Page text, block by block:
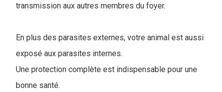
transmission aux autres membres du foyer.
En plus des parasites externes, votre animal est aussi
exposé aux parasites internes.
Une protection complète est indispensable pour une
bonne santé.